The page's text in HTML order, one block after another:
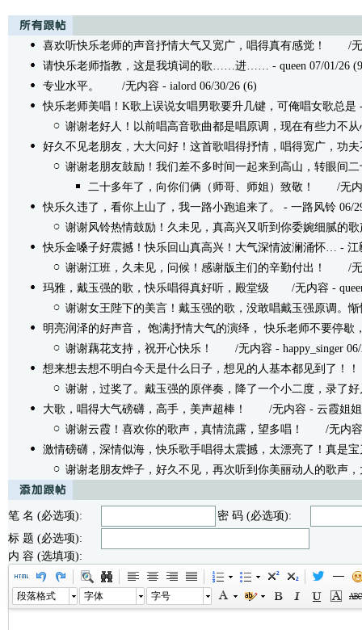
喜欢听快乐老师的声音抒情大气又宽广，唱得真有感觉！
/无
请快乐老师指教，这是我填词的歌……进…… - queen 07/01/26
专业水平。
/无内容 - ialord 06/30/26 (6)
快乐老师美唱！K歌上误说女唱男歌要升几键，可俺唱女歌总是
谢谢老好人！以前唱高音歌曲都是唱原调，现在有些力不
好久不见老朋友，大大问好！这首歌唱得抒情，唱得宽广，功夫
谢谢老朋友鼓励！我们差不多时间一起来到高山，转眼间
二十多年了，向你们俩（师哥、师姐）致敬！
/无内
快乐久违了，看你上山了，我一路小跑追来了。
- 一路风铃 06/
谢谢风铃热情鼓励！久未见，真高兴又听到你委婉细腻的歌
快乐金嗓子好震撼！快乐回山真高兴！大气深情波澜涌怀… - 江
谢谢江班，久未见，问候！感谢版主们的辛勤付出！
/无内
玛雅，戴玉强的歌，快乐唱得真好听，殿堂级 /无内容 - queen
谢谢女王陛下的美言！戴玉强的歌，没敢唱戴玉强原调。惭
明亮润泽的好声音， 饱满抒情大气的演绎， 快乐老师不要停歇
谢谢藕花支持，祝开心快乐！
/无内容 - happy_singer 06/
想来想去想不明白今天是什么日子，想见的人基本都见到了！！
谢谢，过奖了。戴玉强的原伴奏，降了一个小二度，录了
大歌，唱得大气磅礴，高手，美声超棒！
/无内容 - 云霞姐姐
谢谢云霞！喜欢你的歌声，真情流露，望多唱！
/无内容 -
激情磅礴，深情似海，快乐歌手唱得太震撼，太漂亮了！真是宝
谢谢老朋友烨子，好久不见，再次听到你美丽动人的歌声
笔 名 (必选项):
密 码 (必选项):
标 题 (必选项):
内 容 (选填项):
段落格式 字体 字号